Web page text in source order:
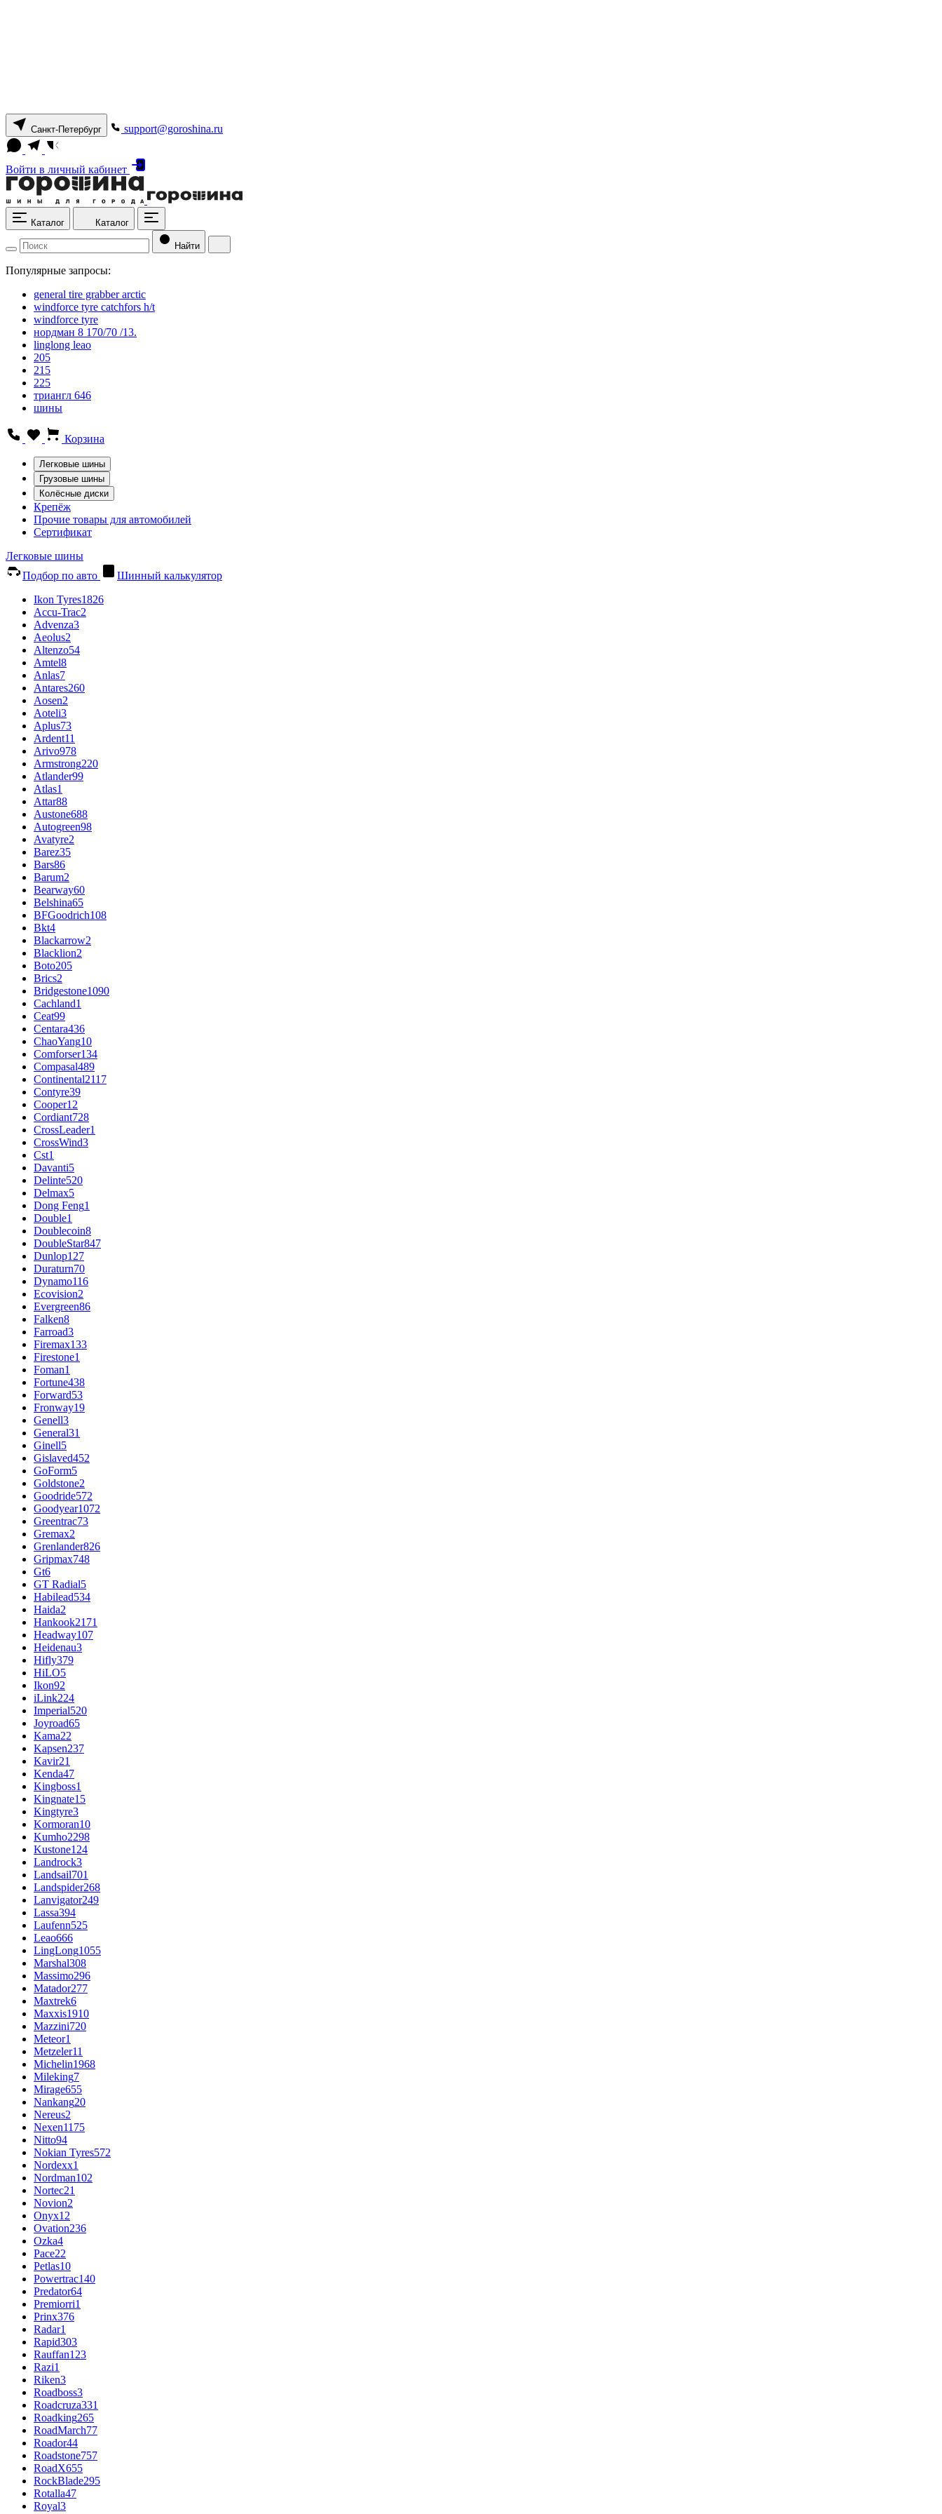
Санкт-Петербург support@goroshina.ru
Войти в личный кабинет
Каталог Каталог
Найти
Популярные запросы:
general tire grabber arctic
windforce tyre catchfors h/t
windforce tyre
нордман 8 170/70 /13.
linglong leao
205
215
225
триангл 646
шины
Корзина
Легковые шины
Грузовые шины
Колёсные диски
Крепёж
Прочие товары для автомобилей
Сертификат
Легковые шины
Подбор по авто
Шинный калькулятор
Ikon Tyres1826
Accu-Trac2
Advenza3
Aeolus2
Altenzo54
Amtel8
Anlas7
Antares260
Aosen2
Aoteli3
Aplus73
Ardent11
Arivo978
Armstrong220
Atlander99
Atlas1
Attar88
Austone688
Autogreen98
Avatyre2
Barez35
Bars86
Barum2
Bearway60
Belshina65
BFGoodrich108
Bkt4
Blackarrow2
Blacklion2
Boto205
Brics2
Bridgestone1090
Cachland1
Ceat99
Centara436
ChaoYang10
Comforser134
Compasal489
Continental2117
Contyre39
Cooper12
Cordiant728
CrossLeader1
CrossWind3
Cst1
Davanti5
Delinte520
Delmax5
Dong Feng1
Double1
Doublecoin8
DoubleStar847
Dunlop127
Duraturn70
Dynamo116
Ecovision2
Evergreen86
Falken8
Farroad3
Firemax133
Firestone1
Foman1
Fortune438
Forward53
Fronway19
Genell3
General31
Ginell5
Gislaved452
GoForm5
Goldstone2
Goodride572
Goodyear1072
Greentrac73
Gremax2
Grenlander826
Gripmax748
Gt6
GT Radial5
Habilead534
Haida2
Hankook2171
Headway107
Heidenau3
Hifly379
HiLO5
Ikon92
iLink224
Imperial520
Joyroad65
Kama22
Kapsen237
Kavir21
Kenda47
Kingboss1
Kingnate15
Kingtyre3
Kormoran10
Kumho2298
Kustone124
Landrock3
Landsail701
Landspider268
Lanvigator249
Lassa394
Laufenn525
Leao666
LingLong1055
Marshal308
Massimo296
Matador277
Maxtrek6
Maxxis1910
Mazzini720
Meteor1
Metzeler11
Michelin1968
Mileking7
Mirage655
Nankang20
Nereus2
Nexen1175
Nitto94
Nokian Tyres572
Nordexx1
Nordman102
Nortec21
Novion2
Onyx12
Ovation236
Ozka4
Pace22
Petlas10
Powertrac140
Predator64
Premiorri1
Prinx376
Radar1
Rapid303
Rauffan123
Razi1
Riken3
Roadboss3
Roadcruza331
Roadking265
RoadMarch77
Roador44
Roadstone757
RoadX655
RockBlade295
Rotalla47
Royal3